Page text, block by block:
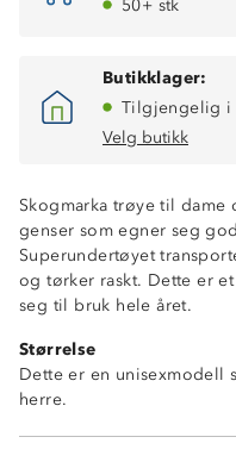
50+ stk
Butikklager:
Tilgjengelig i
Velg butikk
Skogmarka trøye til
genser som egner seg
Superundertøyet
og tørker raskt. Dette er
seg til bruk hele året.
Størrelse
Dette er en unisexmodell
herre.